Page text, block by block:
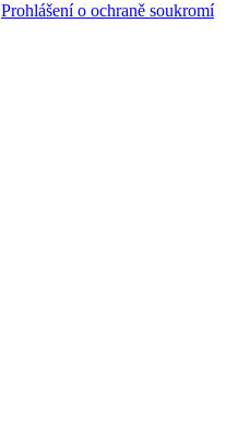
Prohlášení o ochraně soukromí